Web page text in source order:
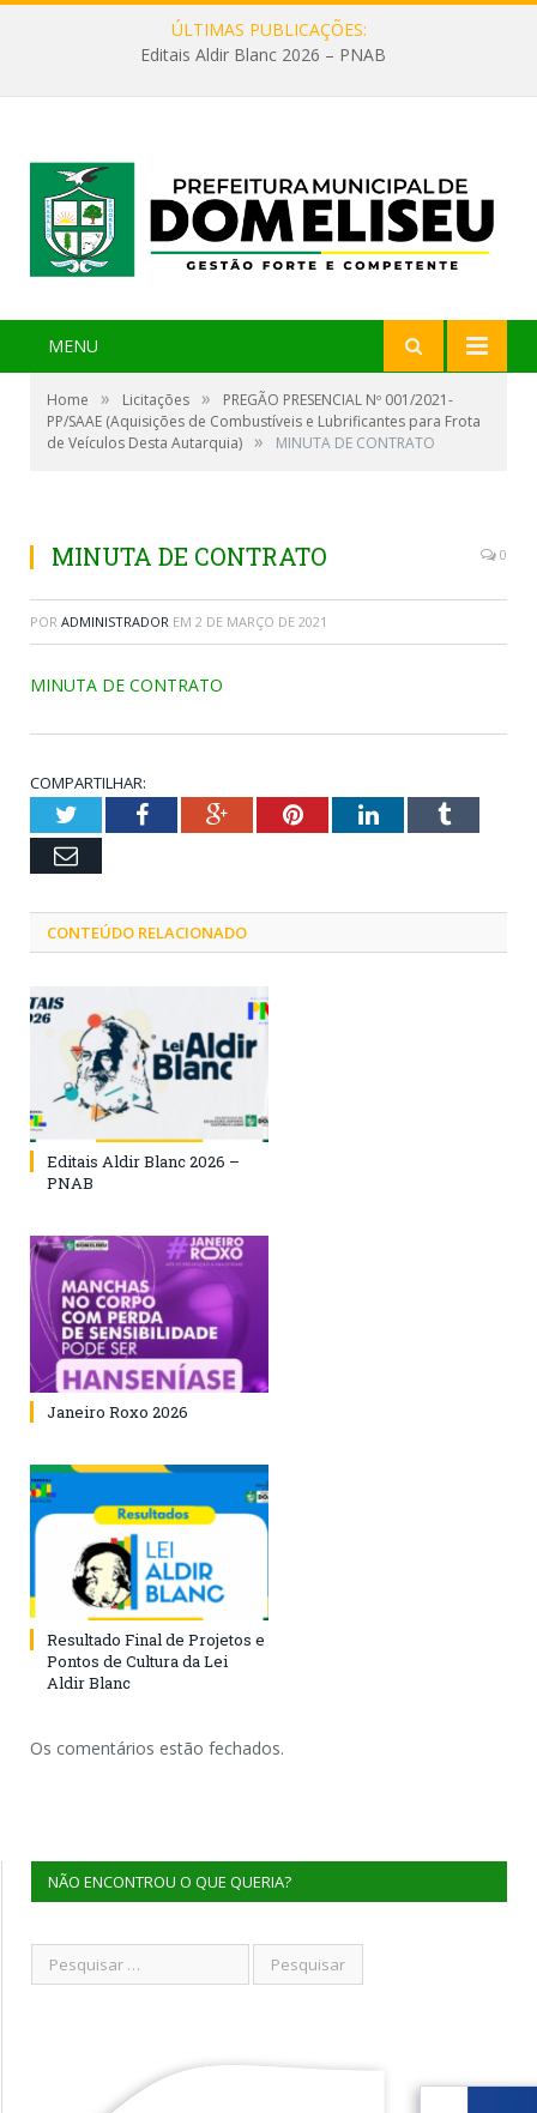
ÚLTIMAS PUBLICAÇÕES:
Editais Aldir Blanc 2026 – PNAB
MENU
Home » Licitações »
PREGÃO PRESENCIAL Nº 001/2021-
PP/SAAE (Aquisições de Combustíveis e Lubrificantes para Frota
de Veículos Desta Autarquia) » MINUTA DE CONTRATO
MINUTA DE CONTRATO 0
POR ADMINISTRADOR EM 2 DE MARÇO DE 2021
MINUTA DE CONTRATO
COMPARTILHAR:
TwitterFacebookGoogle+PinterestLinkedInTumblr
Email
CONTEÚDO RELACIONADO
Editais Aldir Blanc 2026 –
PNAB
Janeiro Roxo 2026
Resultado Final de Projetos e
Pontos de Cultura da Lei
Aldir Blanc
Os comentários estão fechados.
NÃO ENCONTROU O QUE QUERIA?